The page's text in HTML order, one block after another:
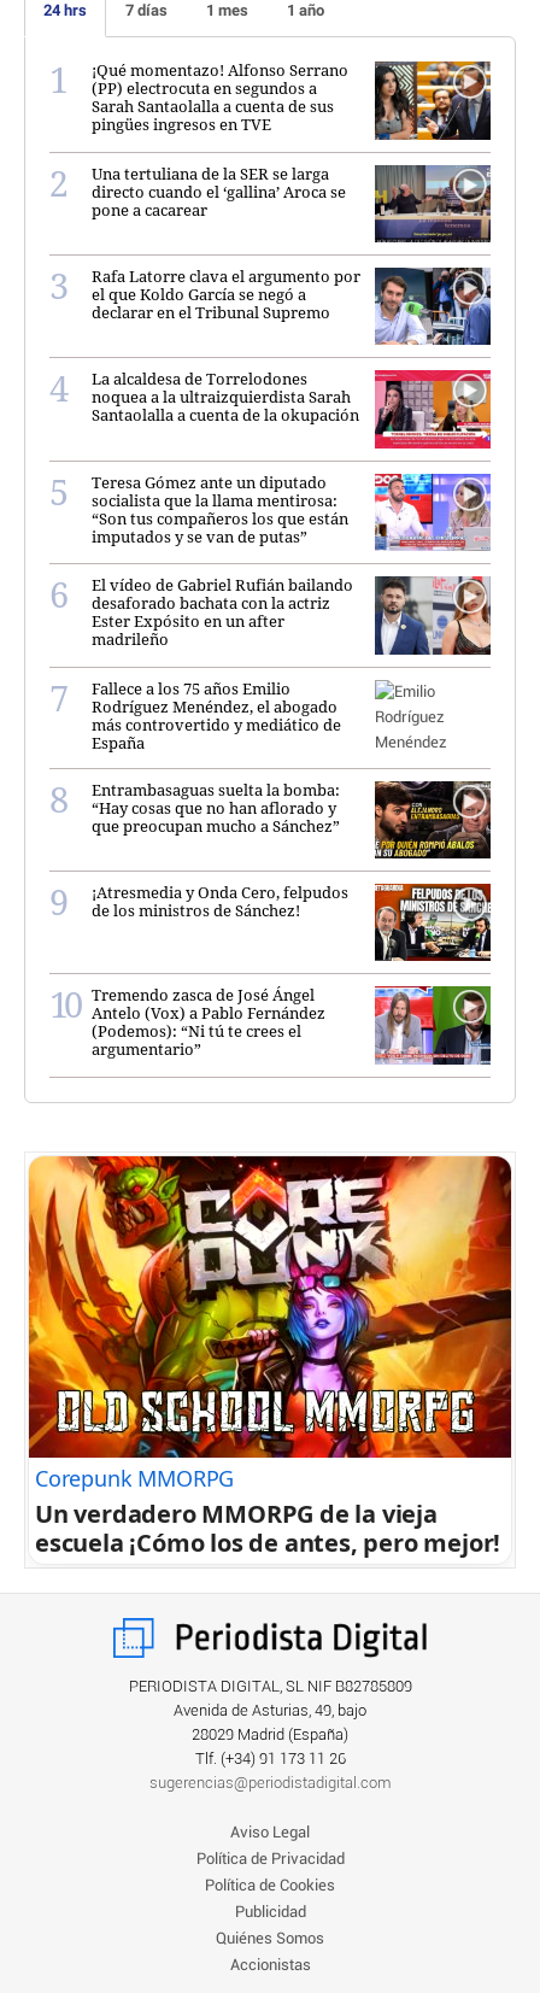
24 hrs 7 días 1 mes 1 año
¡Qué momentazo! Alfonso Serrano
(PP) electrocuta en segundos a
Sarah Santaolalla a cuenta de sus
pingües ingresos en TVE
Una tertuliana de la SER se larga
directo cuando el ‘gallina’ Aroca se
pone a cacarear
Rafa Latorre clava el argumento por
el que Koldo García se negó a
declarar en el Tribunal Supremo
La alcaldesa de Torrelodones
noquea a la ultraizquierdista Sarah
Santaolalla a cuenta de la okupación
Teresa Gómez ante un diputado
socialista que la llama mentirosa:
“Son tus compañeros los que están
imputados y se van de putas”
El vídeo de Gabriel Rufián bailando
desaforado bachata con la actriz
Ester Expósito en un after
madrileño
Fallece a los 75 años Emilio
Rodríguez Menéndez, el abogado
más controvertido y mediático de
España
Entrambasaguas suelta la bomba:
“Hay cosas que no han aflorado y
que preocupan mucho a Sánchez”
¡Atresmedia y Onda Cero, felpudos
de los ministros de Sánchez!
Tremendo zasca de José Ángel
Antelo (Vox) a Pablo Fernández
(Podemos): “Ni tú te crees el
argumentario”
Corepunk MMORPG
Un verdadero MMORPG de la vieja
escuela ¡Cómo los de antes, pero mejor!
PERIODISTA DIGITAL, SL NIF B82785809
Avenida de Asturias, 49, bajo
28029 Madrid (España)
Tlf. (+34) ‎91 173 11 26
sugerencias@periodistadigital.com
Aviso Legal
Política de Privacidad
Política de Cookies
Publicidad
Quiénes Somos
Accionistas